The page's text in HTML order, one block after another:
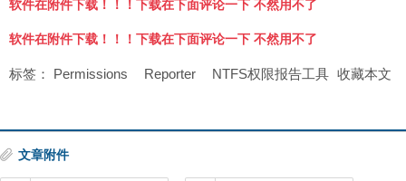
软件在附件下载！！！下载在下面评论一下 不然用不了
软件在附件下载！！！下载在下面评论一下 不然用不了
收藏本文
标签： Permissions Reporter NTFS权限报告工具
文章附件